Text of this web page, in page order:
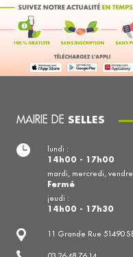
MAIRIE DE SELLES
11 Grande Rue 51490
lundi :
14h00 - 17h00
mardi, mercredi,
Fermé
jeudi :
14h00 - 17h30